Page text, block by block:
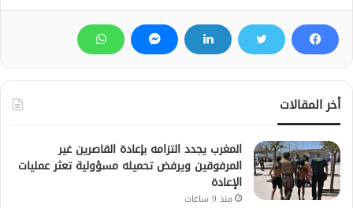
أخر المقالات
المغرب يجدد التزامه بإعادة القاصرين غير
المرفوقين ويرفض تحميله مسؤولية تعثر عمليات
الإعادة
منذ 9 ساعات